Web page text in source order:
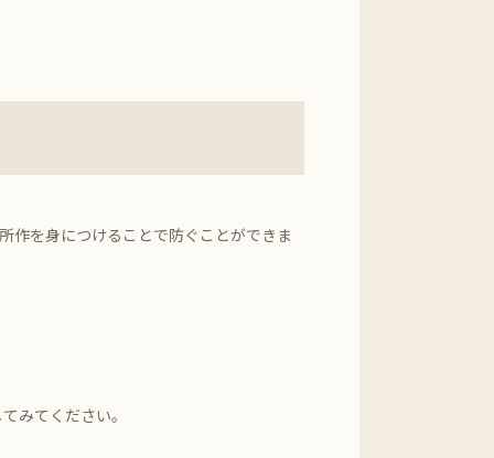
作を身につけることで防ぐことができま
みてください。